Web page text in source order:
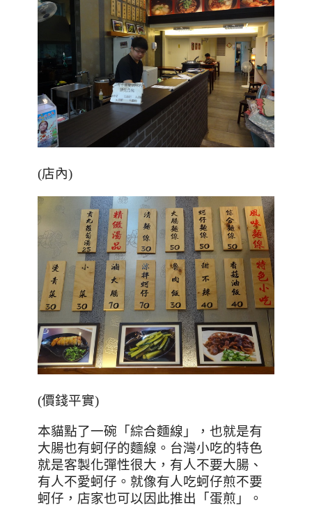
(店內)
(價錢平實)
本貓點了一碗「綜合麵線」，也就是有
大腸也有蚵仔的麵線。台灣小吃的特色
就是客製化彈性很大，有人不要大腸、
有人不愛蚵仔。就像有人吃蚵仔煎不要
蚵仔，店家也可以因此推出「蛋煎」。